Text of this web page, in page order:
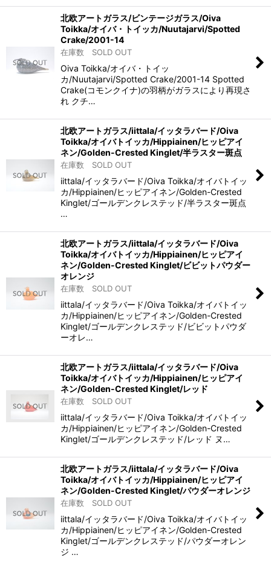
北欧アートガラス/ビンテージガラス/Oiva
Toikka/オイバ・トイッカ/Nuutajarvi/Spotted
Crake/2001-14
在庫数 SOLD OUT
Oiva Toikka/オイバ・トイッ
カ/Nuutajarvi/Spotted Crake/2001-14 Spotted
Crake(コモンクイナ)の羽柄がガラスにより再現さ
れ クチ…
北欧アートガラス/iittala/イッタラバード/Oiva
Toikka/オイバトイッカ/Hippiainen/ヒッピアイ
ネン/Golden-Crested Kinglet/半ラスター斑点
在庫数 SOLD OUT
iittala/イッタラバード/Oiva Toikka/オイバトイッ
カ/Hippiainen/ヒッピアイネン/Golden-Crested
Kinglet/ゴールデンクレステッド/半ラスター斑点
…
北欧アートガラス/iittala/イッタラバード/Oiva
Toikka/オイバトイッカ/Hippiainen/ヒッピアイ
ネン/Golden-Crested Kinglet/ビビットパウダー
オレンジ
在庫数 SOLD OUT
iittala/イッタラバード/Oiva Toikka/オイバトイッ
カ/Hippiainen/ヒッピアイネン/Golden-Crested
Kinglet/ゴールデンクレステッド/ビビットパウダ
ーオレ…
北欧アートガラス/iittala/イッタラバード/Oiva
Toikka/オイバトイッカ/Hippiainen/ヒッピアイ
ネン/Golden-Crested Kinglet/レッド
在庫数 SOLD OUT
iittala/イッタラバード/Oiva Toikka/オイバトイッ
カ/Hippiainen/ヒッピアイネン/Golden-Crested
Kinglet/ゴールデンクレステッド/レッド ヌ…
北欧アートガラス/iittala/イッタラバード/Oiva
Toikka/オイバトイッカ/Hippiainen/ヒッピアイ
ネン/Golden-Crested Kinglet/パウダーオレンジ
在庫数 SOLD OUT
iittala/イッタラバード/Oiva Toikka/オイバトイッ
カ/Hippiainen/ヒッピアイネン/Golden-Crested
Kinglet/ゴールデンクレステッド/パウダーオレン
ジ …